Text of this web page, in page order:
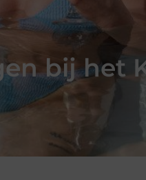
bij het